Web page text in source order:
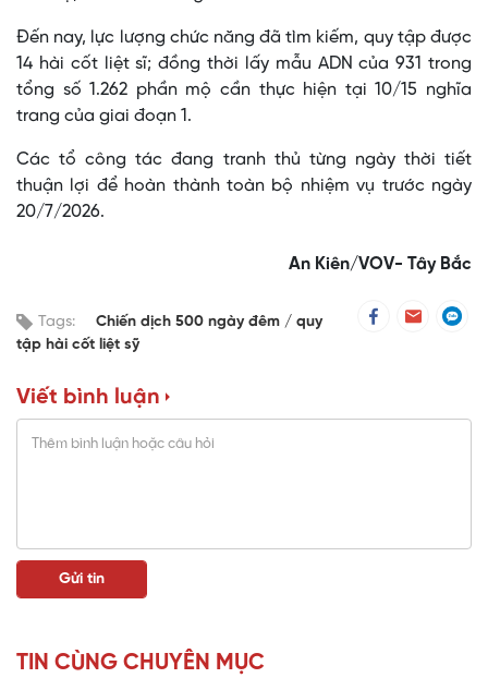
Đến nay, lực lượng chức năng đã tìm kiếm, quy tập được
14 hài cốt liệt sĩ; đồng thời lấy mẫu ADN của 931 trong
tổng số 1.262 phần mộ cần thực hiện tại 10/15 nghĩa
trang của giai đoạn 1.
Các tổ công tác đang tranh thủ từng ngày thời tiết
thuận lợi để hoàn thành toàn bộ nhiệm vụ trước ngày
20/7/2026.
An Kiên/VOV- Tây Bắc
Tags: Chiến dịch 500 ngày đêm
quy
tập hài cốt liệt sỹ
Viết bình luận
TIN CÙNG CHUYÊN MỤC